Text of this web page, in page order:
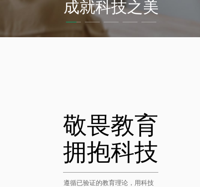
敬畏教育
拥抱科技
遵循已验证的教育理论，用科技